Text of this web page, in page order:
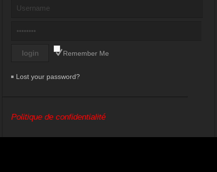
Remember Me
Lost your password?
Politique de confidentialité